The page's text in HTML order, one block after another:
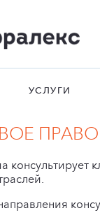
УСЛУГИ
ПРАВО
консультирует